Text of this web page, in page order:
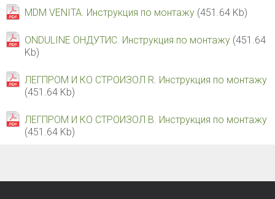
MDM VENITA. Инструкция по монтажу (451.64 Kb)
ONDULINE ОНДУТИС. Инструкция по монтажу (451.64
Kb)
ЛЕГПРОМ И КО СТРОИЗОЛ R. Инструкция по монтажу
(451.64 Kb)
ЛЕГПРОМ И КО СТРОИЗОЛ В. Инструкция по монтажу
(451.64 Kb)